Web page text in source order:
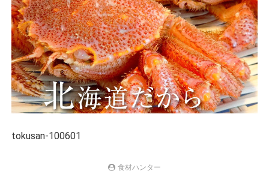
tokusan-100601
食材ハンター